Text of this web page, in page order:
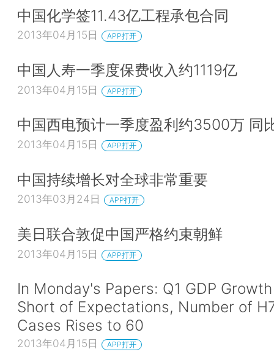
中国化学签11.43亿工程承包合同
2013年04月15日 APP打开
中国人寿一季度保费收入约1119亿
2013年04月15日 APP打开
中国西电预计一季度盈利约3500万 同
2013年04月15日 APP打开
中国持续增长对全球非常重要
2013年03月24日 APP打开
美日联合敦促中国严格约束朝鲜
2013年04月15日 APP打开
In Monday's Papers: Q1 GDP
Short of Expectations, Number of
Cases Rises to 60
2013年04月15日 APP打开